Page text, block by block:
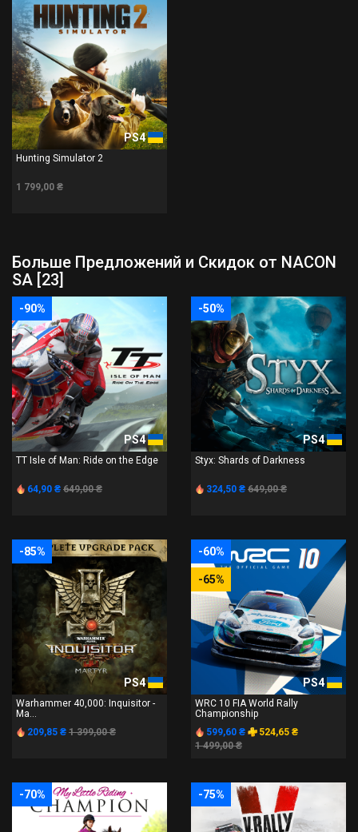
PS4
Hunting Simulator 2
1 799,00 ₴
Больше Предложений и Скидок от NACON
SA [23]
-90%
PS4
TT Isle of Man: Ride on the Edge
64,90 ₴ 649,00 ₴
-50%
PS4
Styx: Shards of Darkness
324,50 ₴ 649,00 ₴
-85%
PS4
Warhammer 40,000: Inquisitor -
Ma...
209,85 ₴ 1 399,00 ₴
-60%
-65%
PS4
WRC 10 FIA World Rally
Championship
599,60 ₴
524,65 ₴
1 499,00 ₴
-70% -75%